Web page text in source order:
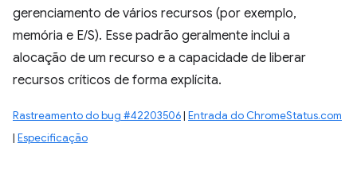
gerenciamento de vários recursos (por exemplo,
memória e E/S). Esse padrão geralmente inclui a
alocação de um recurso e a capacidade de liberar
recursos críticos de forma explícita.
Rastreamento do bug #42203506| Entrada do ChromeStatus.com
| Especificação